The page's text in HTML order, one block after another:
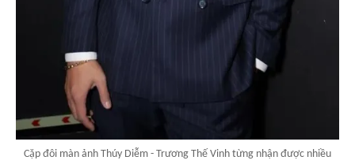
Cặp đôi màn ảnh Thúy Diễm - Trương Thế Vinh từng nhận được nhiều